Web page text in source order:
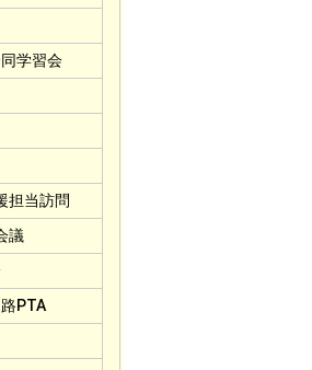
学習会
担当訪問
議
PTA